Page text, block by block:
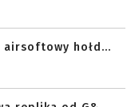
airsoftowy hołd...